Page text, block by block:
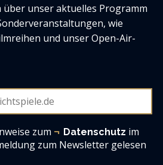
über unser aktuelles Programm
wie
und unser Open-Air-
zum Datenschutz im
zum Newsletter gelesen